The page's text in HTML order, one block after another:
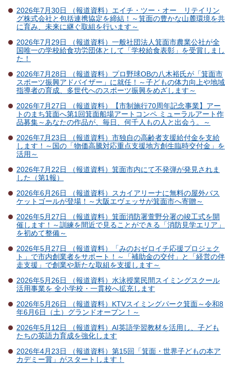
2026年7月30日 （報道資料）エイチ・ツー・オー リテイリン
グ株式会社と包括連携協定を締結！～箕面の豊かな山麓環境を共
に育み、未来に継ぐ取組を行います～
2026年7月29日 （報道資料）一般社団法人箕面市農業公社が全
国唯一の学校給食功労団体として「学校給食表彰」を受賞しまし
た！
2026年7月28日 （報道資料）プロ野球OBの八木裕氏が「箕面市
スポーツ振興アドバイザー」に就任！～子どもの体力向上や地域
指導者の育成、多世代へのスポーツ振興をめざします～
2026年7月27日 （報道資料）【市制施行70周年記念事業】アー
トのまち箕面へ第1回箕面船場アートコンペ ミューラルアート作
品募集～あなたの作品が、毎日、何千人もの人と出会う。～
2026年7月23日 （報道資料）市独自の高齢者支援給付金を支給
します！～国の「物価高騰対応重点支援地方創生臨時交付金」を
活用～
2026年7月22日 （報道資料）箕面市内にて不発弾が発見されま
した（第1報）
2026年6月26日 （報道資料）スカイアリーナに無料の屋外バス
ケットゴールが登場！～大阪エヴェッサが箕面市へ寄贈～
2026年5月27日 （報道資料）箕面消防署萱野分署の竣工式を開
催します！～訓練を間近で見ることができる「消防見学エリア」
を初めて整備～
2026年5月27日 （報道資料）「みのおゼロイチ応援プロジェク
ト」で市内創業者をサポート！～「補助金の交付」と「経営の伴
走支援」で創業や新たな取組を支援します～
2026年5月26日 （報道資料）水泳授業民間スイミングスクール
活用事業を 全小学校・一貫校へ拡充します
2026年5月26日 （報道資料）KTVスイミングパーク箕面～令和8
年6月6日（土）グランドオープン！～
2026年5月12日 （報道資料）AI英語学習教材を活用し、子ども
たちの英語力育成を強化します
2026年4月23日 （報道資料）第15回「箕面・世界子どもの本ア
カデミー賞」がスタートします！